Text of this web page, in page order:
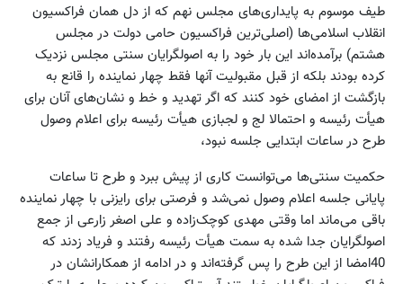
طیف موسوم به پایداری‌های مجلس نهم که از دل همان فراکسیون
انقلاب اسلامی‌ها (اصلی‌ترین فراکسیون حامی دولت در مجلس
هشتم) برآمده‌اند این بار خود را به اصولگرایان سنتی مجلس نزدیک
کرده بودند بلکه از قبل مقبولیت آنها فقط چهار نماینده را قانع به
بازگشت از امضای خود کنند که اگر تهدید و خط و نشان‌های آنان برای
هیأت رئیسه و احتمالا لج و لجبازی هیأت رئیسه برای اعلام وصول
طرح در ساعات ابتدایی جلسه نبود،
حکمیت سنتی‌ها می‌توانست کاری از پیش ببرد و طرح تا ساعات
پایانی جلسه اعلام وصول نمی‌شد و فرصتی برای رایزنی با چهار نماینده
باقی می‌ماند اما وقتی مهدی کوچک‌زاده و علی اصغر زارعی از جمع
اصولگرایان جدا شده به سمت هیأت رئیسه رفتند و فریاد زدند که
40امضا از این طرح را پس گرفته‌اند و در ادامه از همکارانشان در